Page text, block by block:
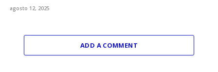
agosto 12, 2025
ADD A COMMENT